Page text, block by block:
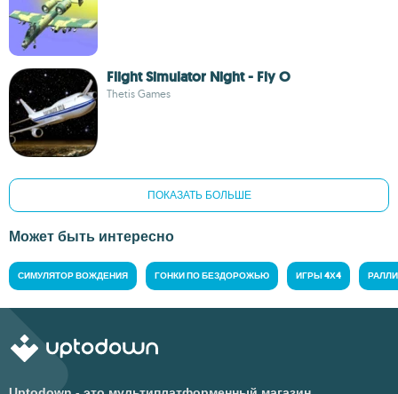
Flight Simulator Night - Fly O
Thetis Games
ПОКАЗАТЬ БОЛЬШЕ
Может быть интересно
СИМУЛЯТОР ВОЖДЕНИЯ ГОНКИ ПО БЕЗДОРОЖЬЮ ИГРЫ 4Х4